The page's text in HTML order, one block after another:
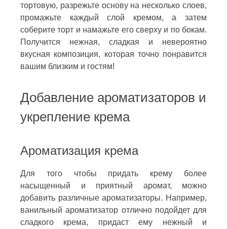
тортовую, разрежьте основу на несколько слоев,
промажьте каждый слой кремом, а затем
соберите торт и намажьте его сверху и по бокам.
Получится нежная, сладкая и невероятно
вкусная композиция, которая точно понравится
вашим близким и гостям!
Добавление ароматизаторов и
укрепление крема
Ароматизация крема
Для того чтобы придать крему более
насыщенный и приятный аромат, можно
добавить различные ароматизаторы. Например,
ванильный ароматизатор отлично подойдет для
сладкого крема, придаст ему нежный и